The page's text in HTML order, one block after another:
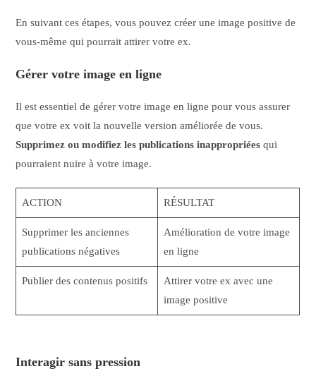
En suivant ces étapes, vous pouvez créer une image positive de
vous-même qui pourrait attirer votre ex.
Gérer votre image en ligne
Il est essentiel de gérer votre image en ligne pour vous assurer
que votre ex voit la nouvelle version améliorée de vous.
Supprimez ou modifiez les publications inappropriées qui
pourraient nuire à votre image.
ACTION RÉSULTAT
Supprimer les anciennes
publications négatives
Amélioration de votre image
en ligne
Publier des contenus positifs
Attirer votre ex avec une
image positive
Interagir sans pression